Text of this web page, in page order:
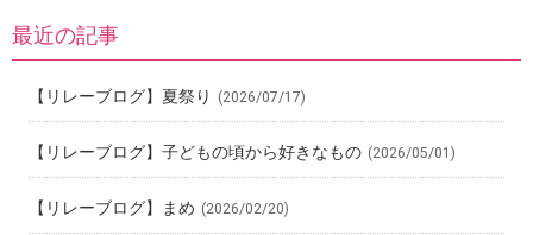
最近の記事
【リレーブログ】夏祭り (2026/07/17)
【リレーブログ】子どもの頃から好きなもの (2026/05/01)
【リレーブログ】まめ (2026/02/20)